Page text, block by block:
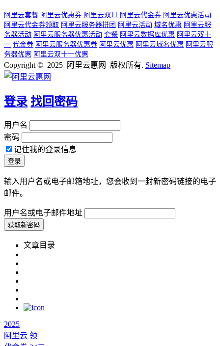
阿里云套餐 阿里云优惠券 阿里云双11 阿里云代金券 阿里云优惠活动
阿里云代金券领取 阿里云服务器拼团 阿里云活动 域名优惠 阿里云服
务器活动 阿里云服务器优惠活动 套餐 阿里云数据库优惠 阿里云双十
一 代金券 阿里云服务器优惠券 阿里云优惠 阿里云域名优惠 阿里云服
务器优惠 阿里云双十一优惠
Copyright © 2025 阿里云惠网 版权所有. Sitemap
登录 找回密码
用户名
密码
记住我的登录信息
输入用户名或电子邮箱地址，您会收到一封新密码链接的电子
邮件。
用户名或电子邮件地址
文章目录
2025
阿里云 领